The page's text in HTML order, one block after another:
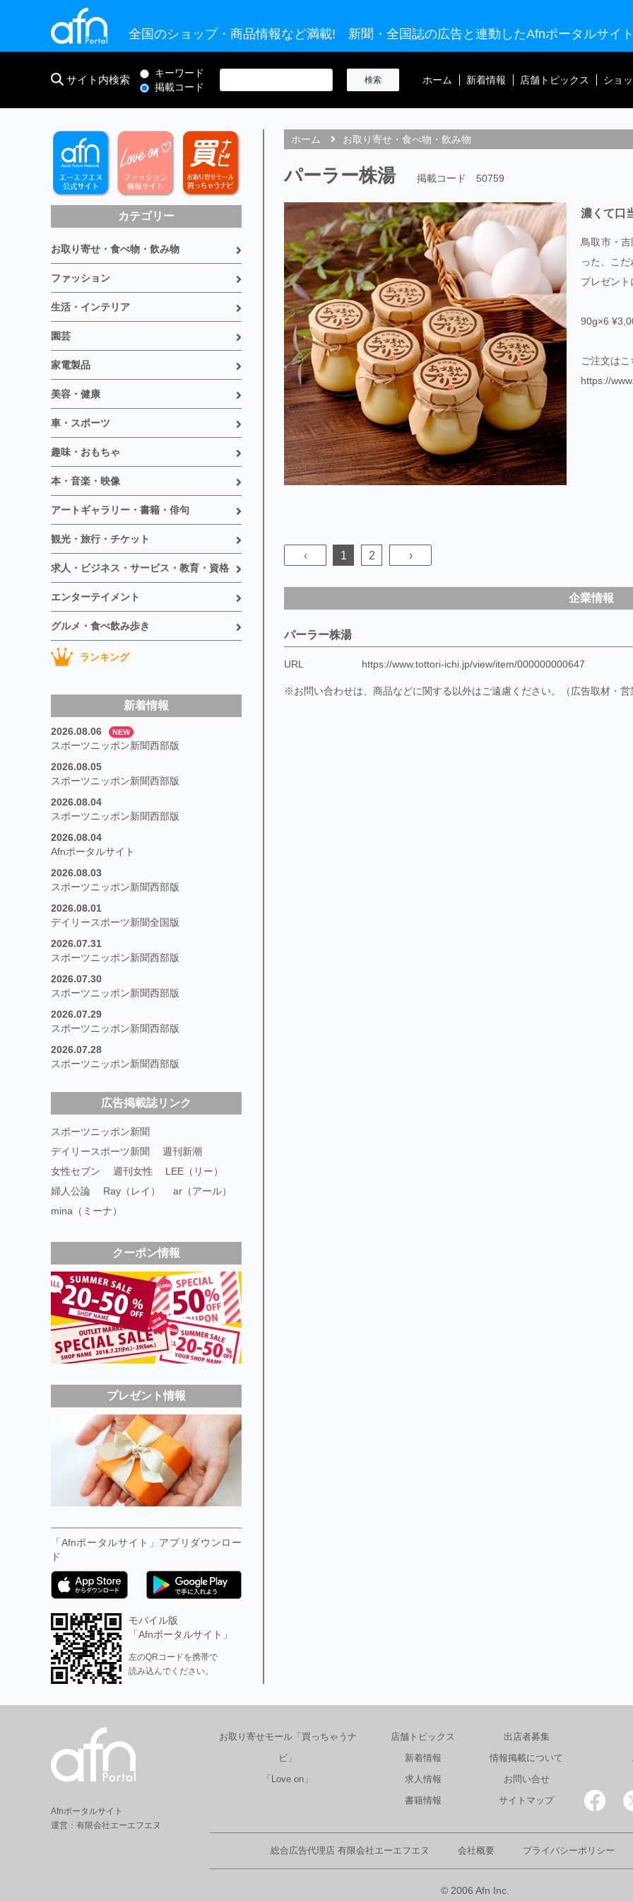
全国のショップ・商品情報など満載! 新聞・全国誌の広告と連動したAfnポータルサイ
サイト内検索
キーワード
掲載コード
ホーム 新着情報 店舗トピックス ショ
カテゴリー
お取り寄せ・食べ物・飲み物
ファッション
生活・インテリア
園芸
家電製品
美容・健康
車・スポーツ
趣味・おもちゃ
本・音楽・映像
アートギャラリー・書籍・俳句
観光・旅行・チケット
求人・ビジネス・サービス・教育・資格
エンターテイメント
グルメ・食べ飲み歩き
ランキング
新着情報
2026.08.06 NEW
スポーツニッポン新聞西部版
2026.08.05
スポーツニッポン新聞西部版
2026.08.04
スポーツニッポン新聞西部版
2026.08.04
Afnポータルサイト
2026.08.03
スポーツニッポン新聞西部版
2026.08.01
デイリースポーツ新聞全国版
2026.07.31
スポーツニッポン新聞西部版
2026.07.30
スポーツニッポン新聞西部版
2026.07.29
スポーツニッポン新聞西部版
2026.07.28
スポーツニッポン新聞西部版
広告掲載誌リンク
スポーツニッポン新聞
デイリースポーツ新聞
週刊新潮
女性セブン
週刊女性
LEE（リー）
婦人公論
Ray（レイ）
ar（アール）
mina（ミーナ）
クーポン情報
プレゼント情報
「Afnポータルサイト」アプリダウンロー
ド
モバイル版
「Afnポータルサイト」
左のQRコードを携帯で
読み込んでください。
ホーム お取り寄せ・食べ物・飲み物
パーラー株湯 掲載コード 50759
濃くて口
鳥取市・
った、こ
プレゼン
90g×6
ご注文はこ
https://
‹ 1 2 ›
企業情報
パーラー株湯
URL https://www.tottori-ichi.jp/view/item/000000000647
※お問い合わせは、商品などに関する以外はご遠慮ください。（広告取材・営
Afnポータルサイト
運営：有限会社エーエフエヌ
お取り寄せモール「買っちゃうナ
ビ」
「Love on」
店舗トピックス
新着情報
求人情報
書籍情報
出店者募集
情報掲載について
お問い合せ
サイトマップ
総合広告代理店 有限会社エーエフエヌ 会社概要 プライバシーポリシー
© 2006 Afn Inc.